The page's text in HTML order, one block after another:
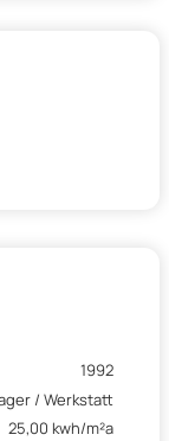
1992
/ Werkstatt
25,00 kwh/m²a